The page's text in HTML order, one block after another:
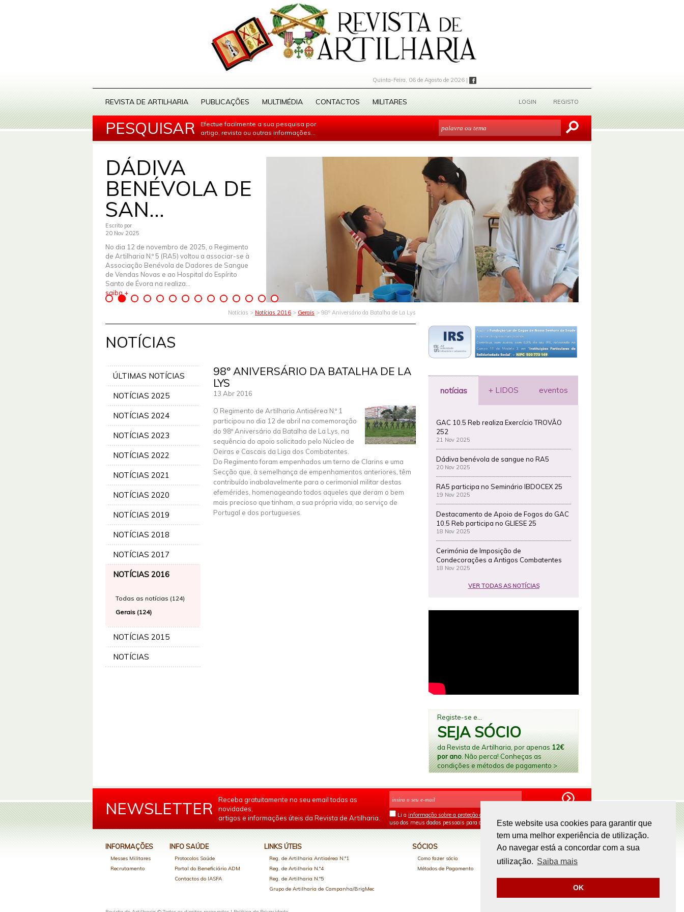
Este website usa cookies para garantir que
tem uma melhor experiência de utilização.
Ao navegar está a concordar com a sua
utilização. Saiba mais
OK
Quinta-Feira, 06 de Agosto de 2026 |
REVISTA DE ARTILHARIA PUBLICAÇÕES MULTIMÉDIA CONTACTOS MILITARES LOGIN REGISTO
PESQUISAR
Efectue facilmente a sua pesquisa por
artigo, revista ou outras informações...
DÁDIVA
BENÉVOLA DE
SAN...
Escrito por
20 Nov 2025
No dia 12 de novembro de 2025, o Regimento
de Artilharia N.º 5 (RA5) voltou a associar-se à
Associação Benévola de Dadores de Sangue
de Vendas Novas e ao Hospital do Espírito
Santo de Évora na realiza...
saiba +
Notícias > Notícias 2016 > Gerais > 98º Aniversário da Batalha de La Lys
NOTÍCIAS
ÚLTIMAS NOTÍCIAS
NOTÍCIAS 2025
NOTÍCIAS 2024
NOTÍCIAS 2023
NOTÍCIAS 2022
NOTÍCIAS 2021
NOTÍCIAS 2020
NOTÍCIAS 2019
NOTÍCIAS 2018
NOTÍCIAS 2017
NOTÍCIAS 2016
Todas as notícias (124)
Gerais (124)
NOTÍCIAS 2015
NOTÍCIAS
98º ANIVERSÁRIO DA BATALHA DE LA
LYS
13 Abr 2016
O Regimento de Artilharia Antiaérea N.º 1
participou no dia 12 de abril na comemoração
do 98º Aniversário da Batalha de La Lys, na
sequência do apoio solicitado pelo Núcleo de
Oeiras e Cascais da Liga dos Combatentes.
Do Regimento foram empenhados um terno de Clarins e uma
Secção que, à semelhança de empenhamentos anteriores, têm
contribuído inabalavelmente para o cerimonial militar destas
efemérides, homenageando todos aqueles que deram o bem
mais precioso que tinham, a sua própria vida, ao serviço de
Portugal e dos portugueses.
notícias + LIDOS eventos
GAC 10.5 Reb realiza Exercício TROVÃO
252
21 Nov 2025
Dádiva benévola de sangue no RA5
20 Nov 2025
RA5 participa no Seminário IBDOCEX 25
19 Nov 2025
Destacamento de Apoio de Fogos do GAC
10.5 Reb participa no GLIESE 25
18 Nov 2025
Cerimónia de Imposição de
Condecorações a Antigos Combatentes
18 Nov 2025
VER TODAS AS NOTÍCIAS
Registe-se e...
SEJA SÓCIO
da Revista de Artilharia, por apenas 12€
por ano. Não perca! Conheças as
condições e métodos de pagamento >
NEWSLETTER
Receba gratuitamente no seu email todas as
novidades,
artigos e informações úteis da Revista de Artilharia.
Li a informação sobre a proteção de dados
uso dos meus dados pessoais para os fins mencionados.
INFORMAÇÕES
Messes Militares
Recrutamento
INFO SAÚDE
Protocolos Saúde
Portal do Beneficiário ADM
Contactos do IASFA
LINKS ÚTEIS
Reg. de Artilharia Antiaérea N.º1
Reg. de Artilharia N.º4
Reg. de Artilharia N.º5
Grupo de Artilharia de Campanha/BrigMec
SÓCIOS
Como fazer sócio
Métodos de Pagamento
PAGAMENTOS ONLINE